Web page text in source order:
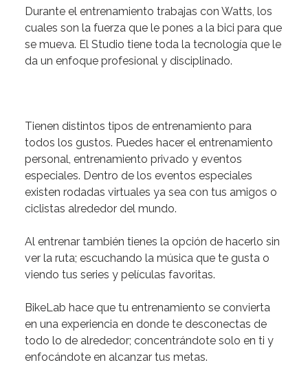
Durante el entrenamiento trabajas con Watts, los
cuales son la fuerza que le pones a la bici para que
se mueva. El Studio tiene toda la tecnología que le
da un enfoque profesional y disciplinado.
Tienen distintos tipos de entrenamiento para
todos los gustos. Puedes hacer el entrenamiento
personal, entrenamiento privado y eventos
especiales. Dentro de los eventos especiales
existen rodadas virtuales ya sea con tus amigos o
ciclistas alrededor del mundo.
Al entrenar también tienes la opción de hacerlo sin
ver la ruta; escuchando la música que te gusta o
viendo tus series y películas favoritas.
BikeLab hace que tu entrenamiento se convierta
en una experiencia en donde te desconectas de
todo lo de alrededor; concentrándote solo en ti y
enfocándote en alcanzar tus metas.